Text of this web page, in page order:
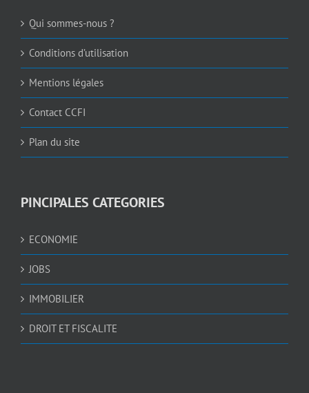
Qui sommes-nous ?
Conditions d’utilisation
Mentions légales
Contact CCFI
Plan du site
PINCIPALES CATEGORIES
ECONOMIE
JOBS
IMMOBILIER
DROIT ET FISCALITE